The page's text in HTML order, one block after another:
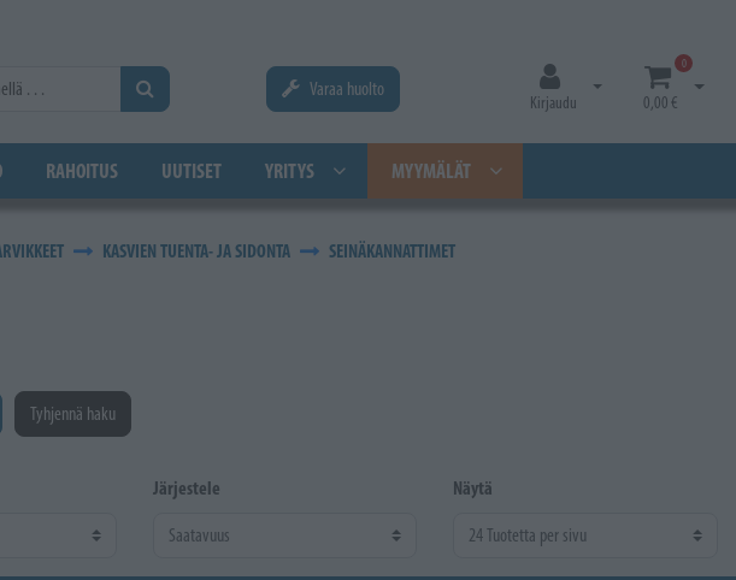
Varaa huolto
Kirjaudu
Avaa kirjautuminen
0
0,00 €
Avaa
RAHOITUS UUTISET YRITYS MYYMÄLÄT
KASVIEN TUENTA- JA SIDONTA SEINÄKANNATTIMET
Tyhjennä haku
Järjestele Näytä